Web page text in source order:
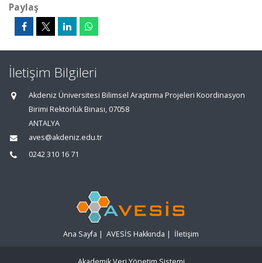
Paylaş
İletişim Bilgileri
Akdeniz Üniversitesi Bilimsel Araştırma Projeleri Koordinasyon
Birimi Rektörlük Binası, 07058
ANTALYA
aves@akdeniz.edu.tr
0242 310 16 71
Ana Sayfa | AVESİS Hakkında | İletişim